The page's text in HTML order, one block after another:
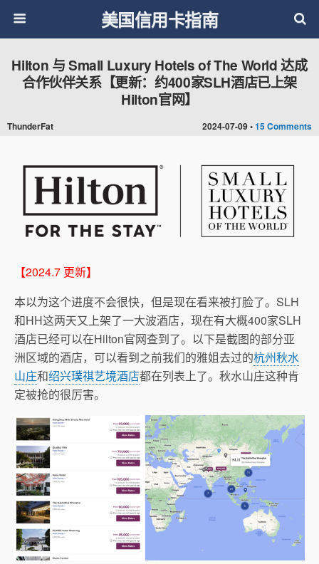
美国信用卡指南
2024-07-09 •15 Comments
Hilton 与 Small Luxury Hotels of The World 达成
合作伙伴关系【更新：约400家SLH酒店已上架
Hilton官网】
ThunderFat
【2024.7 更新】
本以为这个进度不会很快，但是现在看来被打脸了。SLH
和HH这两天又上架了一大波酒店，现在有大概400家SLH
酒店已经可以在Hilton官网查到了。以下是截图的部分亚
洲区域的酒店，可以看到之前我们的雅姐去过的杭州秋水
山庄和绍兴璞祺艺境酒店都在列表上了。秋水山庄这种肯
定被抢的很厉害。